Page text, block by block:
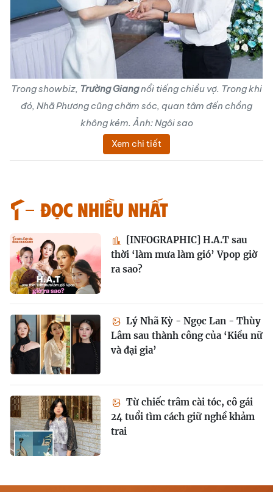
Trong showbiz, Trường Giangnổi tiếng chiều vợ. Trong khi
đó, Nhã Phương cũng chăm sóc, quan tâm đến chồng
không kém. Ảnh: Ngôi sao
Xem chi tiết
Đọc nhiều nhất
[INFOGRAPHIC] H.A.T sau
thời ‘làm mưa làm gió’ Vpop giờ
ra sao?
Lý Nhã Kỳ - Ngọc Lan - Thùy
Lâm sau thành công của ‘Kiều nữ
và đại gia’
Từ chiếc trâm cài tóc, cô gái
24 tuổi tìm cách giữ nghề khảm
trai